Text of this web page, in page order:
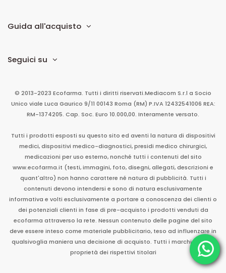
Guida all'acquisto
Seguici su
© 2013-2023 Ecofarma. Tutti i diritti riservati.Mediacom S.r.l a Socio
Unico viale Luca Gaurico 9/11 00143 Roma (RM) P.IVA 12432541006 REA:
RM-1374205. Cap. Soc. Euro 10.000,00. Interamente versato.
Tutti i prodotti esposti su questo sito ed aventi la natura di dispositivi
medici, dispositivi medico-diagnostici, presidi medico chirurgici,
medicazioni per uso esterno, nonché tutti i contenuti del sito
www.ecofarma.it (testi, immagini, foto, disegni, allegati, descrizioni e
quant'altro) non hanno carattere né natura di pubblicità. Tutti i
contenuti devono intendersi e sono di natura esclusivamente
informativa e volti esclusivamente a portare a conoscenza dei clienti o
dei potenziali clienti in fase di pre-acquisto i prodotti venduti da
ecofarma attraverso la rete. Nessun contenuto delle pagine del sito
deve essere inteso come materiale pubblicitario, teso ad influenzare in
qualsivoglia maniera una decisione di acquisto. Tutti i marchi sono di
proprietà dei rispettivi titolari